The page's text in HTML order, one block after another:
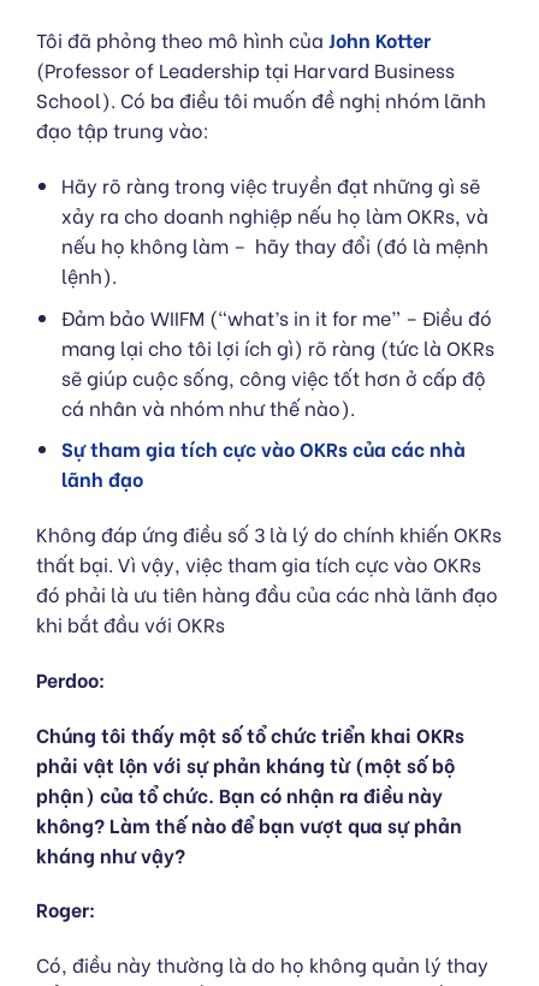
Tôi đã phỏng theo mô hình của John Kotter
(Professor of Leadership tại Harvard Business
School). Có ba điều tôi muốn đề nghị nhóm lãnh
đạo tập trung vào:
Hãy rõ ràng trong việc truyền đạt những gì sẽ
xảy ra cho doanh nghiệp nếu họ làm OKRs, và
nếu họ không làm – hãy thay đổi (đó là mệnh
lệnh).
Đảm bảo WIIFM (“what’s in it for me” – Điều đó
mang lại cho tôi lợi ích gì) rõ ràng (tức là OKRs
sẽ giúp cuộc sống, công việc tốt hơn ở cấp độ
cá nhân và nhóm như thế nào).
Sự tham gia tích cực vào OKRs của các nhà
lãnh đạo
Không đáp ứng điều số 3 là lý do chính khiến OKRs
thất bại. Vì vậy, việc tham gia tích cực vào OKRs
đó phải là ưu tiên hàng đầu của các nhà lãnh đạo
khi bắt đầu với OKRs
Perdoo:
Chúng tôi thấy một số tổ chức triển khai OKRs
phải vật lộn với sự phản kháng từ (một số bộ
phận) của tổ chức. Bạn có nhận ra điều này
không? Làm thế nào để bạn vượt qua sự phản
kháng như vậy?
Roger:
Có, điều này thường là do họ không quản lý thay